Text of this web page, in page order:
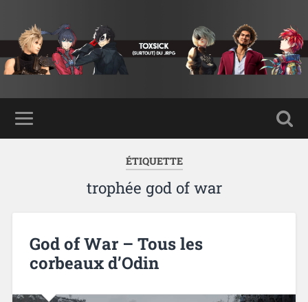
ÉTIQUETTE
trophée god of war
God of War – Tous les
corbeaux d’Odin